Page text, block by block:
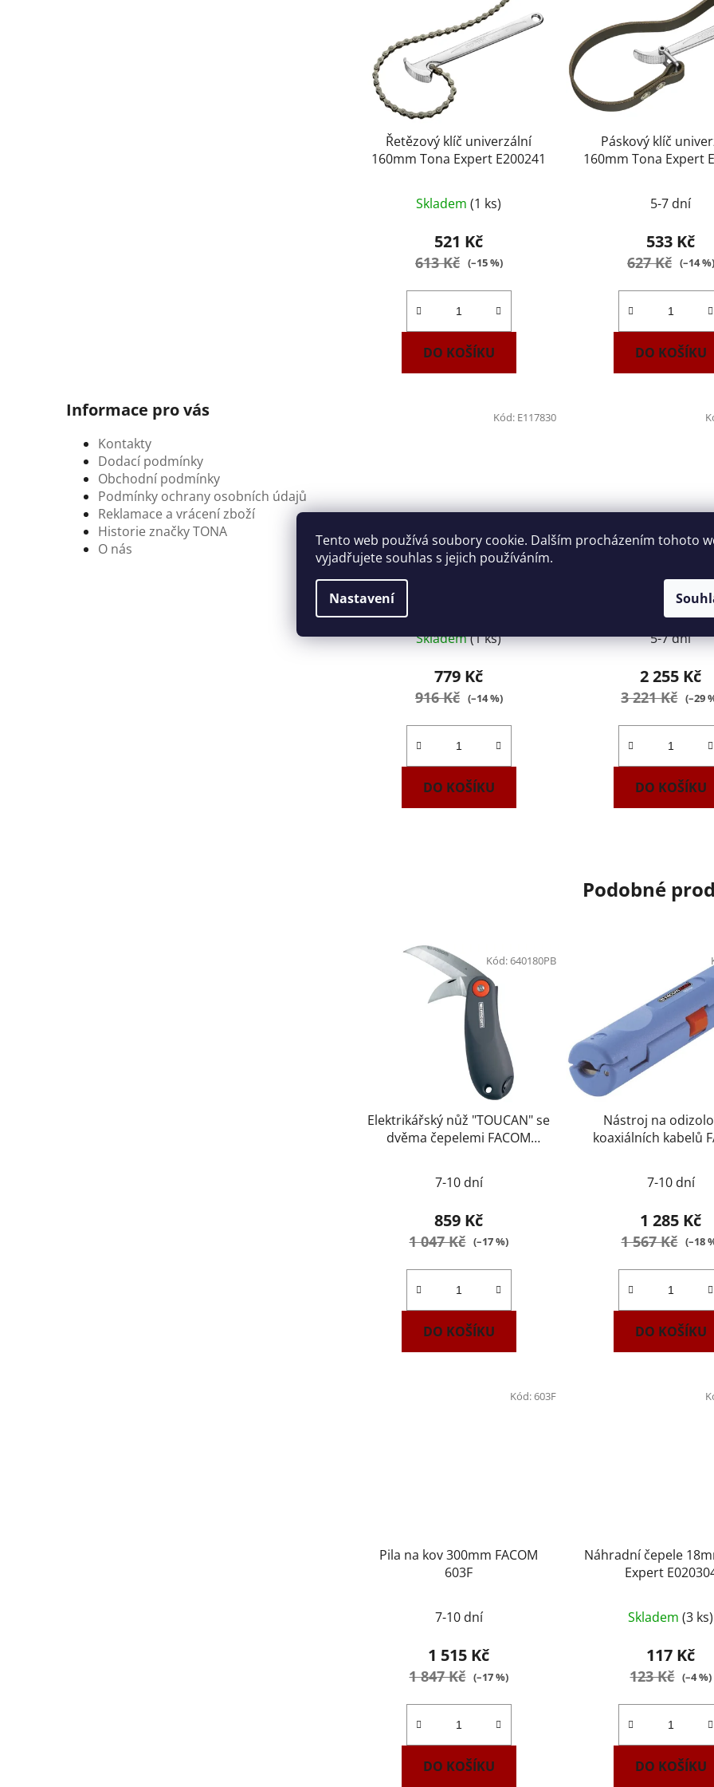
Tento web používá soubory cookie. Dalším procházením tohoto
vyjadřujete souhlas s jejich používáním.
Nastavení
Informace pro vás
Kontakty
Dodací podmínky
Obchodní podmínky
Podmínky ochrany osobních údajů
Reklamace a vrácení zboží
Historie značky TONA
O nás
Řetězový klíč univerzální
160mm Tona Expert E200241
Skladem(1 ks)
521 Kč
613 Kč (–15 %)
DO KOŠÍKU
Páskový klíč
160mm Tona Expert
5-7 dní
533 Kč
627 Kč (–14 %)
DO KOŠÍKU
Řezečka na měděné trubky
Skladem(1 ks)
779 Kč
916 Kč (–14 %)
DO KOŠÍKU
Kód: E117830
Hasák 3" Tona Expert
5-7 dní
2 255 Kč
3 221 Kč (–29
DO KOŠÍKU
Podobné
Elektrikářský nůž "TOUCAN" se
dvěma čepelemi FACOM
7-10 dní
859 Kč
1 047 Kč (–17 %)
DO KOŠÍKU
Kód:640180PB
Nástroj na
koaxiálních kabelů
7-10 dní
1 285 Kč
1 567 Kč (–18
DO KOŠÍKU
Pila na kov 300mm FACOM
603F
7-10 dní
1 515 Kč
1 847 Kč (–17 %)
DO KOŠÍKU
Kód:603F
Náhradní čepele
Expert
Skladem(3 ks)
117 Kč
123 Kč (–4 %)
DO KOŠÍKU